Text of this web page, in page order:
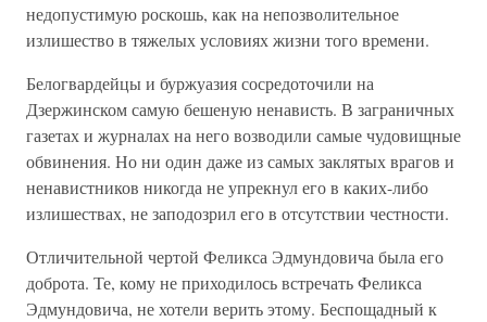
недопустимую роскошь, как на непозволительное
излишество в тяжелых условиях жизни того времени.
Белогвардейцы и буржуазия сосредоточили на
Дзержинском самую бешеную ненависть. В заграничных
газетах и журналах на него возводили самые чудовищные
обвинения. Но ни один даже из самых заклятых врагов и
ненавистников никогда не упрекнул его в каких-либо
излишествах, не заподозрил его в отсутствии честности.
Отличительной чертой Феликса Эдмундовича была его
доброта. Те, кому не приходилось встречать Феликса
Эдмундовича, не хотели верить этому. Беспощадный к